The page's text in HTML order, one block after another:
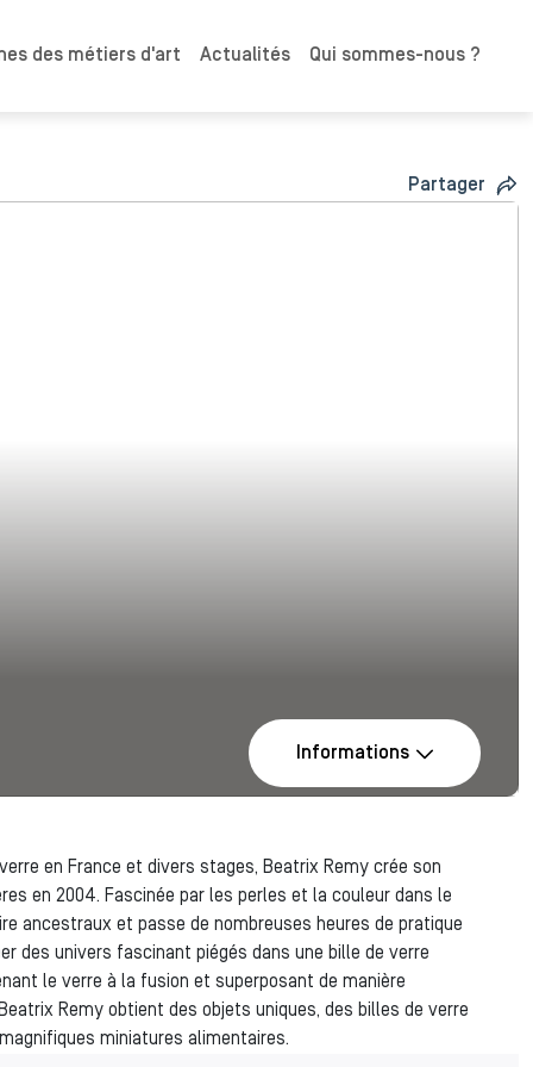
des métiers d'art Actualités Qui sommes-nous ?
Partager
Informations
en France et divers stages, Beatrix Remy crée son
en 2004. Fascinée par les perles et la couleur dans le
ancestraux et passe de nombreuses heures de pratique
des univers fascinant piégés dans une bille de verre
le verre à la fusion et superposant de manière
Remy obtient des objets uniques, des billes de verre
miniatures alimentaires.